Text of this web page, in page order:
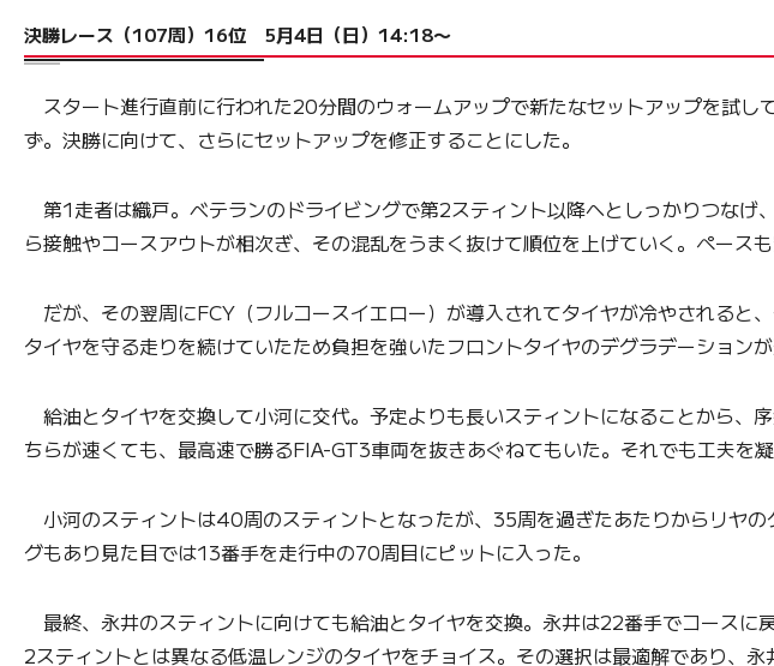
決勝レース（107周）16位 5月4日（日）14:18〜
スタート進行直前に行われた20分間のウォームアップで新たなセットアップを試
ず。決勝に向けて、さらにセットアップを修正することにした。
第1走者は織戸。ベテランのドライビングで第2スティント以降へとしっかりつな
ら接触やコースアウトが相次ぎ、その混乱をうまく抜けて順位を上げていく。ペース
だが、その翌周にFCY（フルコースイエロー）が導入されてタイヤが冷やされると
タイヤを守る走りを続けていたため負担を強いたフロントタイヤのデグラデーション
給油とタイヤを交換して小河に交代。予定よりも長いスティントになることから、
ちらが速くても、最高速で勝るFIA-GT3車両を抜きあぐねてもいた。それでも工夫を
小河のスティントは40周のスティントとなったが、35周を過ぎたあたりからリヤ
グもあり見た目では13番手を走行中の70周目にピットに入った。
最終、永井のスティントに向けても給油とタイヤを交換。永井は22番手でコース
2スティントとは異なる低温レンジのタイヤをチョイス。その選択は最適解であり、